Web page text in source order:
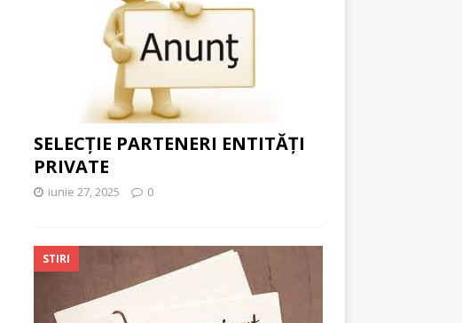
SELECȚIE PARTENERI ENTITĂȚI
PRIVATE
iunie 27, 2025 0
STIRI